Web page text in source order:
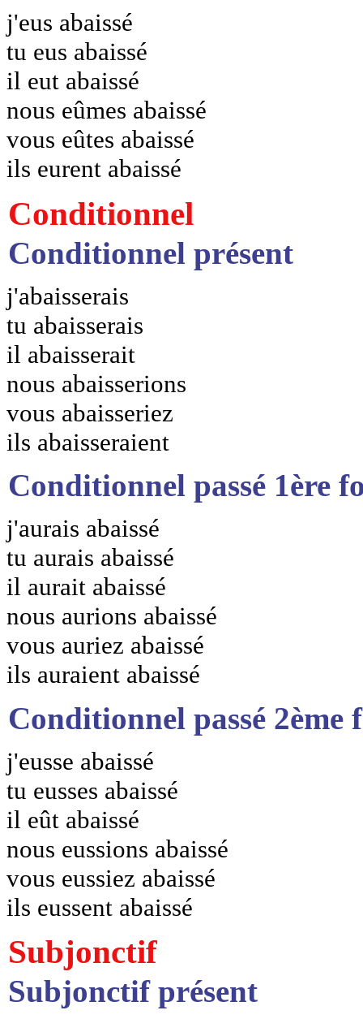
j'eus abaissé
tu eus abaissé
il eut abaissé
nous eûmes abaissé
vous eûtes abaissé
ils eurent abaissé
Conditionnel
Conditionnel présent
j'abaisserais
tu abaisserais
il abaisserait
nous abaisserions
vous abaisseriez
ils abaisseraient
Conditionnel passé 1ère
j'aurais abaissé
tu aurais abaissé
il aurait abaissé
nous aurions abaissé
vous auriez abaissé
ils auraient abaissé
Conditionnel passé 2ème
j'eusse abaissé
tu eusses abaissé
il eût abaissé
nous eussions abaissé
vous eussiez abaissé
ils eussent abaissé
Subjonctif
Subjonctif présent